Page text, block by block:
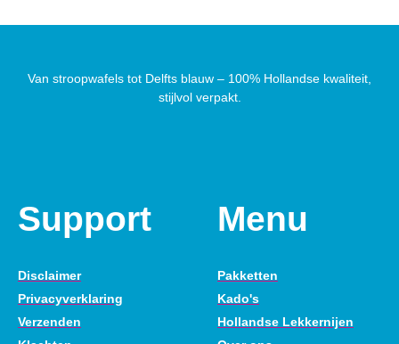
Van stroopwafels tot Delfts blauw – 100% Hollandse kwaliteit,
stijlvol verpakt.
Support
Disclaimer
Privacyverklaring
Verzenden
Menu
Pakketten
Kado's
Hollandse Lekkernijen